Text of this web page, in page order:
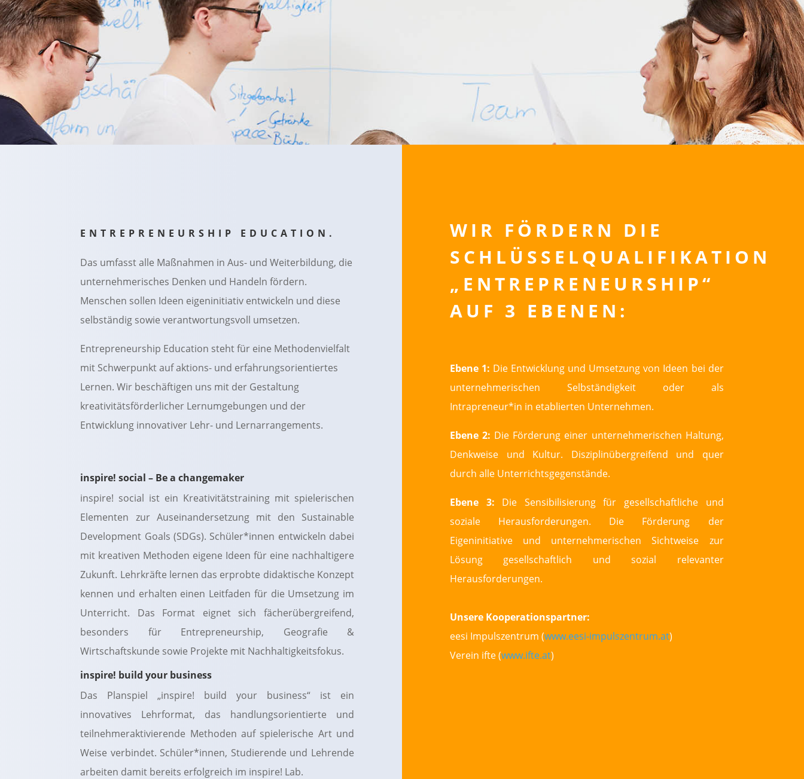
ENTREPRENEURSHIP EDUCATION .
Das umfasst alle Maßnahmen in Aus- und Weiterbildung, die
unternehmerisches Denken und Handeln fördern.
Menschen sollen Ideen eigeninitiativ entwickeln und diese
selbständig sowie verantwortungsvoll umsetzen.
Entrepreneurship Education steht für eine Methodenvielfalt
mit Schwerpunkt auf aktions- und erfahrungsorientiertes
Lernen. Wir beschäftigen uns mit der Gestaltung
kreativitätsförderlicher Lernumgebungen und der
Entwicklung innovativer Lehr- und Lernarrangements.
inspire! social – Be a changemaker
inspire! social ist ein Kreativitätstraining mit spielerischen
Elementen zur Auseinandersetzung mit den Sustainable
Development Goals (SDGs). Schüler*innen entwickeln dabei
mit kreativen Methoden eigene Ideen für eine nachhaltigere
Zukunft. Lehrkräfte lernen das erprobte didaktische Konzept
kennen und erhalten einen Leitfaden für die Umsetzung im
Unterricht. Das Format eignet sich fächerübergreifend,
besonders für Entrepreneurship, Geografie &
Wirtschaftskunde sowie Projekte mit Nachhaltigkeitsfokus.
inspire! build your business
Das Planspiel „inspire! build your business“ ist ein
innovatives Lehrformat, das handlungsorientierte und
teilnehmeraktivierende Methoden auf spielerische Art und
Weise verbindet. Schüler*innen, Studierende und Lehrende
arbeiten damit bereits erfolgreich im inspire! Lab.
WIR FÖRDERN DIE
SCHLÜSSELQUALIFIKATION
„ENTREPRENEURSHIP“
AUF 3 EBENEN:
Ebene 1: Die Entwicklung und Umsetzung von Ideen bei der
unternehmerischen Selbständigkeit oder als
Intrapreneur*in in etablierten Unternehmen.
Ebene 2: Die Förderung einer unternehmerischen Haltung,
Denkweise und Kultur. Disziplinübergreifend und quer
durch alle Unterrichtsgegenstände.
Ebene 3: Die Sensibilisierung für gesellschaftliche und
soziale Herausforderungen. Die Förderung der
Eigeninitiative und unternehmerischen Sichtweise zur
Lösung gesellschaftlich und sozial relevanter
Herausforderungen.
Unsere Kooperationspartner:
eesi Impulszentrum (www.eesi-impulszentrum.at)
Verein ifte (www.ifte.at)